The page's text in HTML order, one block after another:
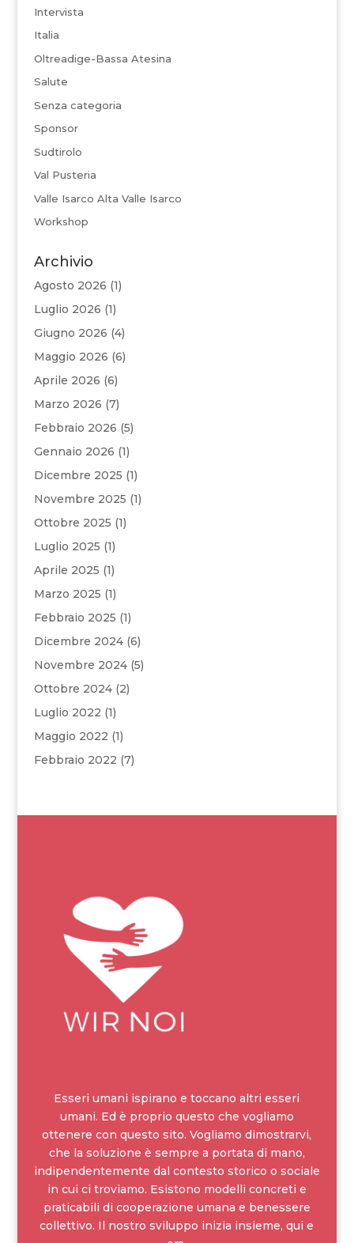
Intervista
Italia
Oltreadige-Bassa Atesina
Salute
Senza categoria
Sponsor
Sudtirolo
Val Pusteria
Valle Isarco Alta Valle Isarco
Workshop
Archivio
Agosto 2026 (1)
Luglio 2026 (1)
Giugno 2026 (4)
Maggio 2026 (6)
Aprile 2026 (6)
Marzo 2026 (7)
Febbraio 2026 (5)
Gennaio 2026 (1)
Dicembre 2025 (1)
Novembre 2025 (1)
Ottobre 2025 (1)
Luglio 2025 (1)
Aprile 2025 (1)
Marzo 2025 (1)
Febbraio 2025 (1)
Dicembre 2024(6)
Novembre 2024(5)
Ottobre 2024(2)
Luglio 2022 (1)
Maggio 2022 (1)
Febbraio 2022 (7)
Esseri umani ispirano e toccano altri esseri
umani. Ed è proprio questo che vogliamo
ottenere con questo sito. Vogliamo dimostrarvi,
che la soluzione è sempre a portata di mano,
indipendentemente dal contesto storico o sociale
in cui ci troviamo. Esistono modelli concreti e
praticabili di cooperazione umana e benessere
collettivo. Il nostro sviluppo inizia insieme, qui e